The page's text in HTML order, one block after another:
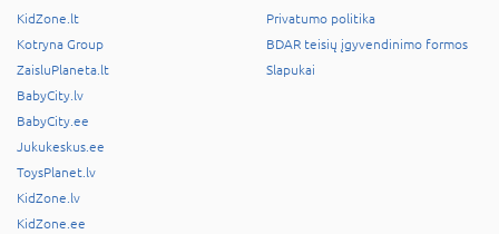
KidZone.lt
Kotryna Group
ZaisluPlaneta.lt
BabyCity.lv
BabyCity.ee
Jukukeskus.ee
ToysPlanet.lv
KidZone.lv
KidZone.ee
Privatumo politika
BDAR teisių įgyvendinimo formos
Slapukai